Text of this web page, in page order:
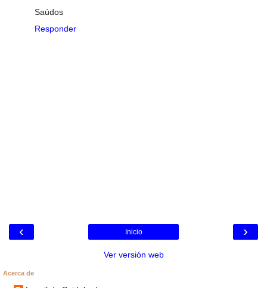
Saúdos
Responder
‹ ›
Inicio
Ver versión web
Acerca de